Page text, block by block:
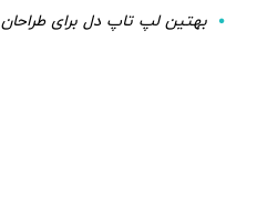
بهتین لپ تاپ دل برای طراحان